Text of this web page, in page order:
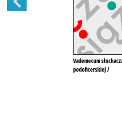
Vademecum
podoficerskiej /